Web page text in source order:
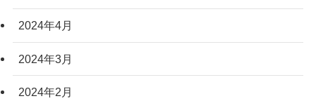
2024年4月
2024年3月
2024年2月